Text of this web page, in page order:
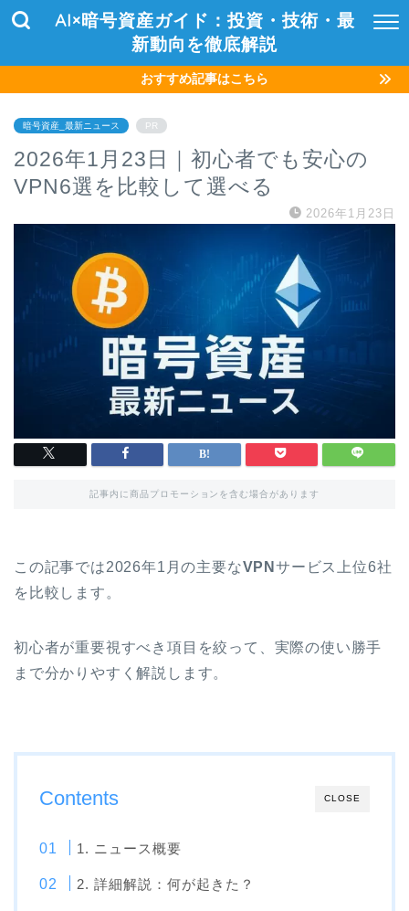
AI×暗号資産ガイド：投資・技術・最
新動向を徹底解説
おすすめ記事はこちら
暗号資産_最新ニュース PR
2026年1月23日｜初心者でも安心の
VPN6選を比較して選べる
2026年1月23日
記事内に商品プロモーションを含む場合があります
この記事では2026年1月の主要なVPNサービス上位6社
を比較します。
初心者が重要視すべき項目を絞って、実際の使い勝手
まで分かりやすく解説します。
CLOSE
Contents
1. ニュース概要
2. 詳細解説：何が起きた？